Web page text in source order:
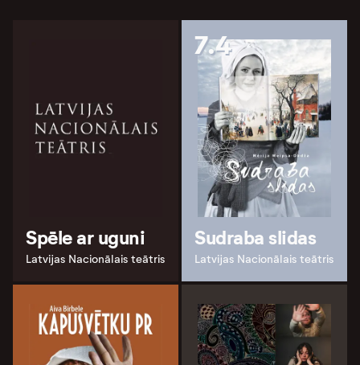
Spēle ar uguni
Latvijas Nacionālais teātris
7.4
Sudraba slidas
Latvijas Nacionālais teātris